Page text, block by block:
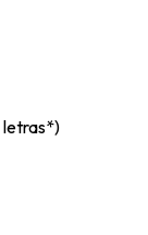
letras*)